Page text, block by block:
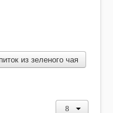
из зеленого чая